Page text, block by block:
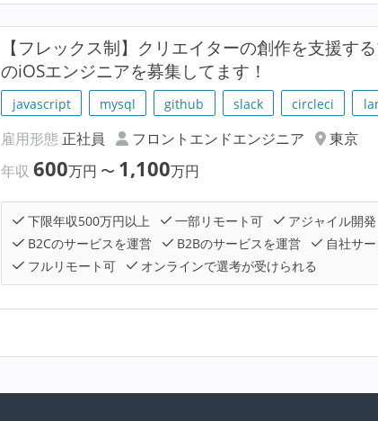
【フレックス制】クリエイターの創作を支援す
のiOSエンジニアを募集してます！
javascript mysql github slack circleci
雇用形態 正社員 フロントエンドエンジニア
東京
年収600万円 〜 1,100万円
下限年収500万円以上 一部リモート可 アジャイル開発
B2Cのサービスを運営
B2Bのサービスを運営 自社サ
フルリモート可
オンラインで選考が受けられる